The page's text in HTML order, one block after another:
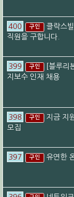
400 구인
클락스
직원을 구합니다.
399 구인
[블루리
지보수 인재 채용
398 구인
지금 지
모집
397 구인 유연한